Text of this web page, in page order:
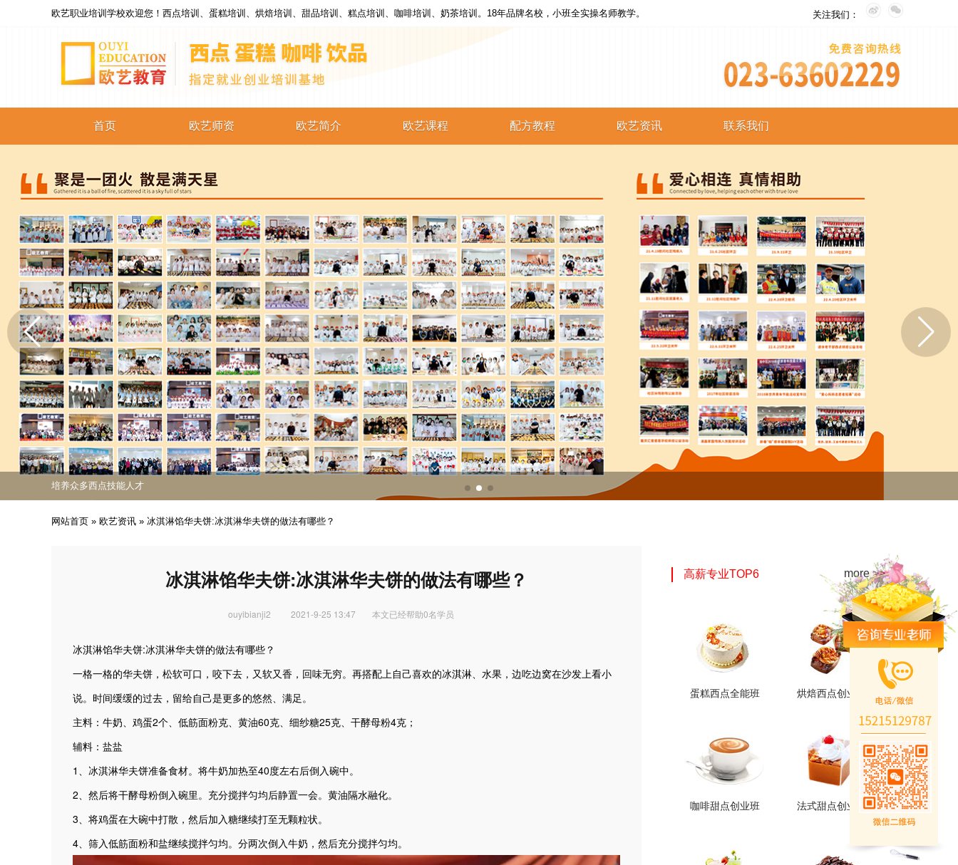
欧艺职业培训学校欢迎您！西点培训、蛋糕培训、烘焙培训、甜品培训、糕点培训、咖啡培训、奶茶培训。18年品牌名校，小班全实操名师教学。 关注我们：
首页 欧艺师资 欧艺简介 欧艺课程
烘焙培训
咖啡培训
奶茶培训
饮品培训
调酒培训
配方教程
烘焙配方
咖啡配方
奶茶配方
饮品配方
调酒配方
欧艺资讯 联系我们
免费课程活动出炉
专业西点技能职业培训
培养众多西点技能人才
免费课程活动出炉
专业西点技能职业培训
网站首页 » 欧艺资讯 » 冰淇淋馅华夫饼:冰淇淋华夫饼的做法有哪些？
冰淇淋馅华夫饼:冰淇淋华夫饼的做法有哪些？
ouyibianji2 2021-9-25 13:47 本文已经帮助0名学员
冰淇淋馅华夫饼:冰淇淋华夫饼的做法有哪些？
一格一格的华夫饼，松软可口，咬下去，又软又香，回味无穷。再搭配上自己喜欢的冰淇淋、水果，边吃边窝在沙发上看小
说。时间缓缓的过去，留给自己是更多的悠然、满足。
主料：牛奶、鸡蛋2个、低筋面粉克、黄油60克、细纱糖25克、干酵母粉4克；
辅料：盐盐
1、冰淇淋华夫饼准备食材。将牛奶加热至40度左右后倒入碗中。
2、然后将干酵母粉倒入碗里。充分搅拌匀均后静置一会。黄油隔水融化。
3、将鸡蛋在大碗中打散，然后加入糖继续打至无颗粒状。
4、筛入低筋面粉和盐继续搅拌匀均。分两次倒入牛奶，然后充分搅拌匀均。
高薪专业TOP6 more >>
蛋糕西点全能班
蛋糕西点全能班
火爆的专业
烘焙西点创业班
烘焙西点创业班
火爆的专业
咖啡甜点创业班 法式甜点创业班